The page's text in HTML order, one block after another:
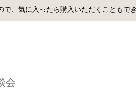
で、気に入ったら購入いただくこともで
会